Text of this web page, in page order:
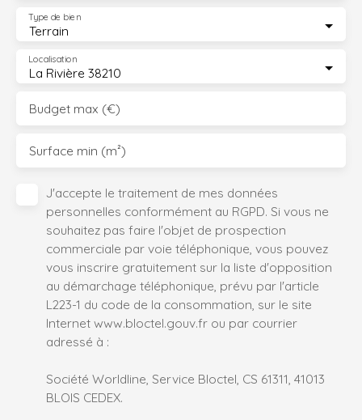
Terrain
Type de bien
La Rivière 38210
Localisation
Budget max (€)
Surface min (m²)
J'accepte le traitement de mes données
personnelles conformément au RGPD. Si vous ne
souhaitez pas faire l'objet de prospection
commerciale par voie téléphonique, vous pouvez
vous inscrire gratuitement sur la liste d'opposition
au démarchage téléphonique, prévu par l'article
L223-1 du code de la consommation, sur le site
Internet www.bloctel.gouv.fr ou par courrier
adressé à :
Société Worldline, Service Bloctel, CS 61311, 41013
BLOIS CEDEX.